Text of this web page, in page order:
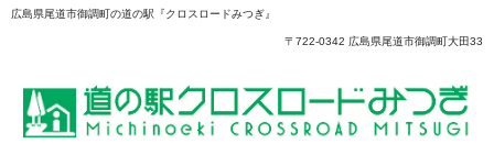
広島県尾道市御調町の道の駅『クロスロードみつぎ』
〒722-0342 広島県尾道市御調町大田33